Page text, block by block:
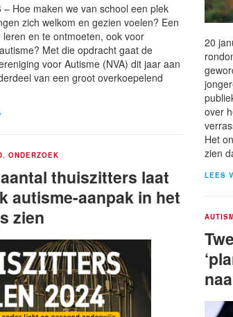
Hoe maken we van school een plek
zich welkom en gezien voelen? Een
en te ontmoeten, ook voor
Met die opdracht gaat de
voor Autisme (NVA) dit jaar aan
van een groot overkoepelend
20
over
Het
zien
LEES
ONDERZOEK
thuiszitters laat
autisme-aanpak in het
zien